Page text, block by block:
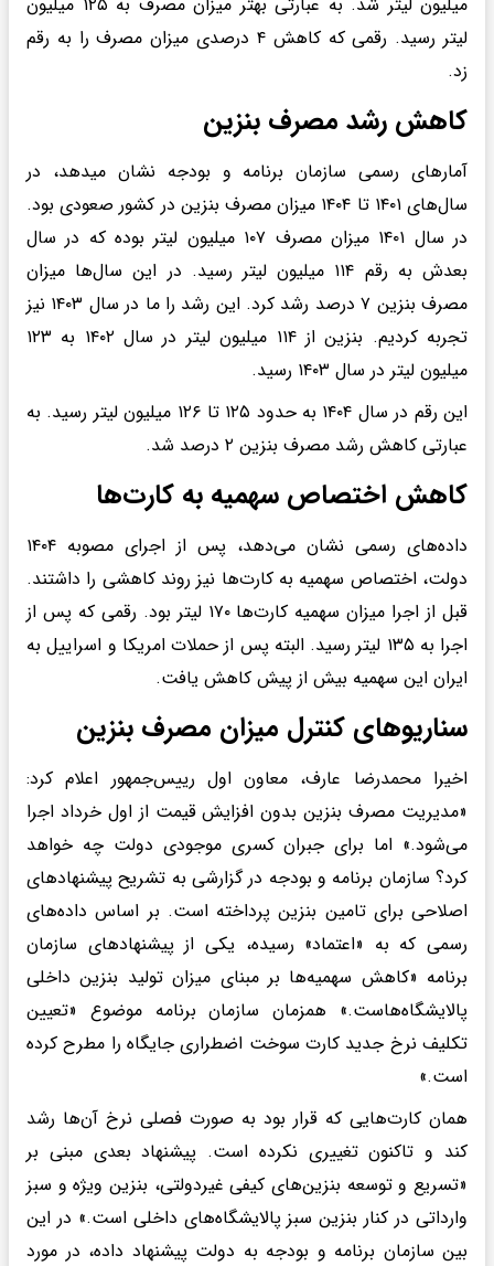
لیتر رسید. رقمی که کاهش ۴ درصدی میزان مصرف را به رقم
زد.
کاهش رشد مصرف بنزین
آمارهای رسمی سازمان برنامه و بودجه نشان میدهد، در
سال‌های ۱۴۰۱ تا ۱۴۰۴ میزان مصرف بنزین در کشور صعودی بود.
در سال ۱۴۰۱ میزان مصرف ۱۰۷ میلیون لیتر بوده که در سال
بعدش به رقم ۱۱۴ میلیون لیتر رسید. در این سال‌ها میزان
مصرف بنزین ۷ درصد رشد کرد. این رشد را ما در سال ۱۴۰۳ نیز
تجربه کردیم. بنزین از ۱۱۴ میلیون لیتر در سال ۱۴۰۲ به ۱۲۳
میلیون لیتر در سال ۱۴۰۳ رسید.
این رقم در سال ۱۴۰۴ به حدود ۱۲۵ تا ۱۲۶ میلیون لیتر رسید. به
عبارتی کاهش رشد مصرف بنزین ۲ درصد شد.
کاهش اختصاص سهمیه به کارت‌ها
داده‌های رسمی نشان می‌دهد، پس از اجرای مصوبه ۱۴۰۴
دولت، اختصاص سهمیه به کارت‌ها نیز روند کاهشی را داشتند.
قبل از اجرا میزان سهمیه کارت‌ها ۱۷۰ لیتر بود. رقمی که پس از
اجرا به ۱۳۵ لیتر رسید. البته پس از حملات امریکا و اسراییل به
ایران این سهمیه بیش از پیش کاهش یافت.
سناریوهای کنترل میزان مصرف بنزین
اخیرا محمدرضا عارف، معاون اول رییس‌جمهور اعلام کرد:
«مدیریت مصرف بنزین بدون افزایش قیمت از اول خرداد اجرا
می‌شود.» اما برای جبران کسری موجودی دولت چه خواهد
کرد؟ سازمان برنامه و بودجه در گزارشی به تشریح پیشنهادهای
اصلاحی برای تامین بنزین پرداخته است. بر اساس داده‌های
رسمی که به «اعتماد» رسیده، یکی از پیشنهادهای سازمان
برنامه «کاهش سهمیه‌ها بر مبنای میزان تولید بنزین داخلی
پالایشگاه‌هاست.» همزمان سازمان برنامه موضوع «تعیین
تکلیف نرخ جدید کارت سوخت اضطراری جایگاه را مطرح کرده
است.»
همان کارت‌هایی که قرار بود به صورت فصلی نرخ آن‌ها رشد
کند و تاکنون تغییری نکرده است. پیشنهاد بعدی مبنی بر
«تسریع و توسعه بنزین‌های کیفی غیردولتی، بنزین ویژه و سبز
وارداتی در کنار بنزین سبز پالایشگاه‌های داخلی است.» در این
بین سازمان برنامه و بودجه به دولت پیشنهاد داده، در مورد